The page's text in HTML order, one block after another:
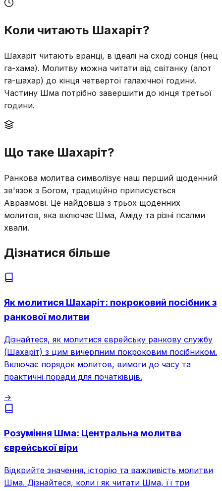
Коли читають Шахаріт?
Шахаріт читають вранці, в ідеалі на сході сонця (нец
га-хама). Молитву можна читати від світанку (алот
га-шахар) до кінця четвертої галахічної години.
Частину Шма потрібно завершити до кінця третьої
години.
Що таке Шахаріт?
Ранкова молитва символізує наш перший щоденний
зв'язок з Богом, традиційно приписується
Авраамові. Це найдовша з трьох щоденних
молитов, яка включає Шма, Аміду та різні псалми
хвали.
Дізнатися більше
Як молитися Шахаріт: покроковий посібник з
ранкової молитви
Дізнайтеся, як молитися єврейську ранкову службу
(Шахаріт) з цим вичерпним покроковим посібником.
Включає порядок молитов, вимоги до часу та
практичні поради для початківців.
→
Розуміння Шма: Центральна молитва
єврейської віри
Відкрийте значення, історію та важливість молитви
Шма. Дізнайтеся, коли і як читати Шма, її три